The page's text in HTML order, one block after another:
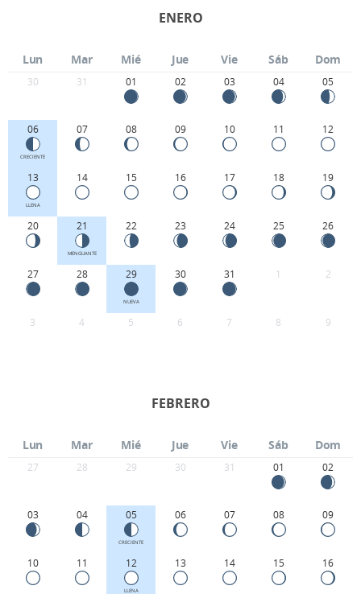
ENERO
Lun Mar Mié Jue Vie Sáb Dom
30 31 01 02 03 04 05
06
CRECIENTE
07 08 09 10 11 12
13
LLENA
14 15 16 17 18 19
20 21
MENGUANTE
22 23 24 25 26
27 28 29
NUEVA
30 31 1 2
3 4 5 6 7 8 9
FEBRERO
Lun Mar Mié Jue Vie Sáb Dom
27 28 29 30 31 01 02
03 04 05
CRECIENTE
06 07 08 09
10 11 12
LLENA
13 14 15 16